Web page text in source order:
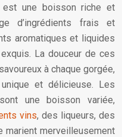
une boisson riche et
d’ingrédients frais et
aromatiques et liquides
La douceur de ces
à chaque gorgée,
et délicieuse. Les
une boisson variée,
vins, des liqueurs, des
merveilleusement